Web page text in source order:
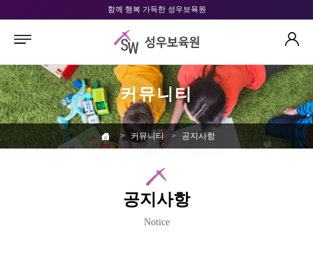
함께 행복 가득한 성우보육원
커뮤니티
> 커뮤니티 > 공지사항
공지사항
Notice